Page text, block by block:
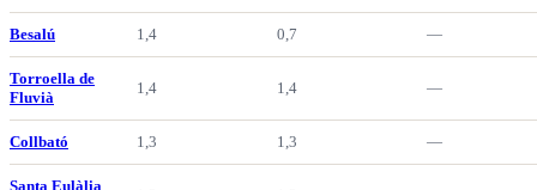
Besalú 1,4 0,7 —
Torroella de
Fluvià
1,4 1,4 —
Collbató 1,3 1,3 —
Santa Eulàlia